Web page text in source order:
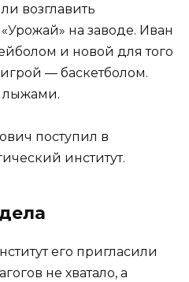
возглавить
на заводе. Иван
и новой для того
— баскетболом.
лыжами.
поступил в
институт.
его пригласили
не хватало, а